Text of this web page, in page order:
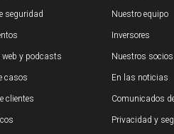
seguridad
y podcasts
casos
clientes
Nuestro equipo
Inversores
Nuestros socios
En las noticias
Comunicados
Privacidad y